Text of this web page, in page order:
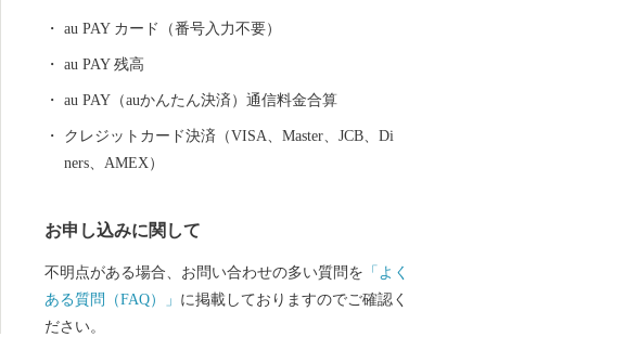
おります。また少子化により人口減少が進む池田町で
及び給食費の無料化、病児病後児保育事業などによ
り、子育てしやすい環境づくりに取り組んでおりま
au PAY カード（番号入力不要）
au PAY 残高
au PAY（auかんたん決済）通信料金合算
クレジットカード決済（VISA、Master、JCB、Di
ners、AMEX）
お申し込みに関して
不明点がある場合、お問い合わせの多い質問を 「よく
ある質問（FAQ）」 に掲載しておりますのでご確認く
ださい。